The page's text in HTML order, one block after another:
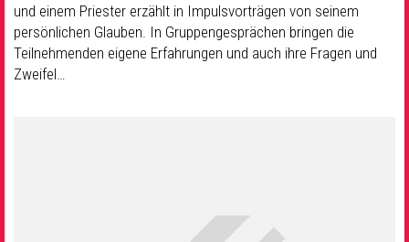
und einem Priester erzählt in Impulsvorträgen von seinem
persönlichen Glauben. In Gruppengesprächen bringen die
Teilnehmenden eigene Erfahrungen und auch ihre Fragen und
Zweifel…